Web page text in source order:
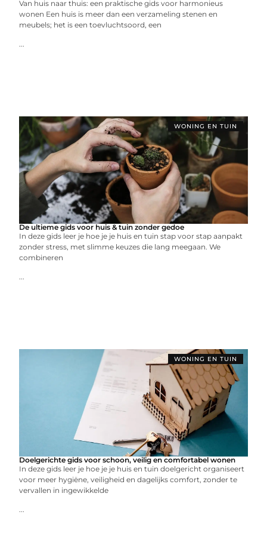
Van huis naar thuis: een praktische gids voor harmonieus
wonen Een huis is meer dan een verzameling stenen en
meubels; het is een toevluchtsoord, een
...
WONING EN TUIN
De ultieme gids voor huis & tuin zonder gedoe
In deze gids leer je hoe je je huis en tuin stap voor stap aanpakt
zonder stress, met slimme keuzes die lang meegaan. We
combineren
...
WONING EN TUIN
Doelgerichte gids voor schoon, veilig en comfortabel wonen
In deze gids leer je hoe je je huis en tuin doelgericht organiseert
voor meer hygiëne, veiligheid en dagelijks comfort, zonder te
vervallen in ingewikkelde
...